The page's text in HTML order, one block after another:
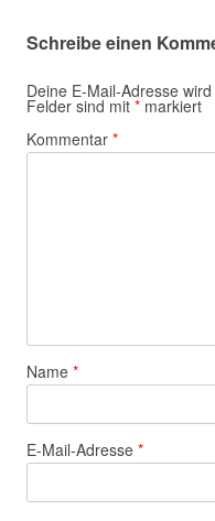
Schreibe einen
Deine E-Mail-Adresse
Felder sind mit * markiert
Kommentar *
Name *
E-Mail-Adresse *